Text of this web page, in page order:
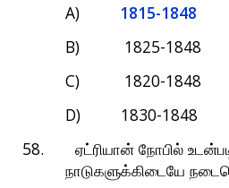
A)
1815-1848
B) 1825-1848
C) 1820-1848
D) 1830-1848
58.
ஏட்ரியான் நோபில்
நாடுகளுக்கிடையே